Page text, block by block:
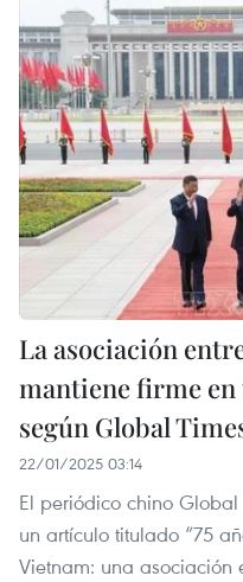
La asociación
mantiene firme
según Global
22/01/2025 03:14
El periódico chino
un artículo titulado “75
Vietnam: una asociación